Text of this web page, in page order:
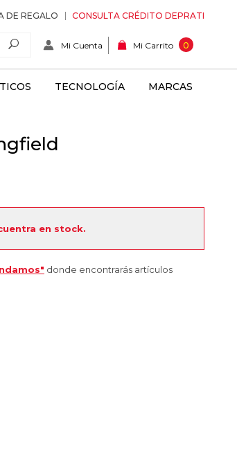
DE REGALO CONSULTA CRÉDITO DEPRATI
Mi Cuenta Mi Carrito 0
TECNOLOGÍA MARCAS
en stock.
donde encontrarás artículos